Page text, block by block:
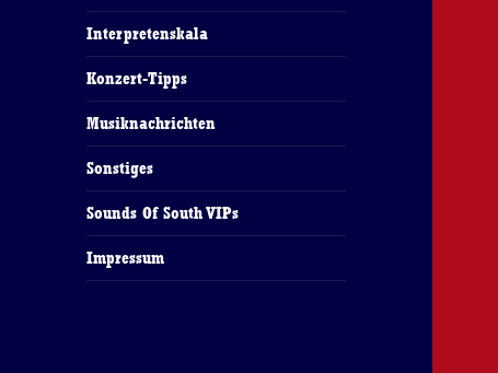
Interpretenskala
Konzert-Tipps
Musiknachrichten
Sonstiges
Sounds Of South VIPs
Impressum